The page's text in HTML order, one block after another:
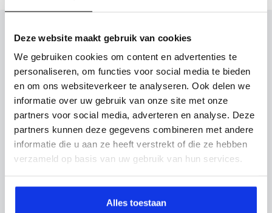
Deze website maakt gebruik van cookies
We gebruiken cookies om content en advertenties te
personaliseren, om functies voor social media te bieden
en om ons websiteverkeer te analyseren. Ook delen we
informatie over uw gebruik van onze site met onze
partners voor social media, adverteren en analyse. Deze
partners kunnen deze gegevens combineren met andere
informatie die u aan ze heeft verstrekt of die ze hebben
verzameld op basis van uw gebruik van hun services.
Alles toestaan
Inruilvoorstel op deze auto?
Vul hier je gegevens in en vergeet niet foto's van je
inruilauto mee te sturen.
Kenteken huidige auto